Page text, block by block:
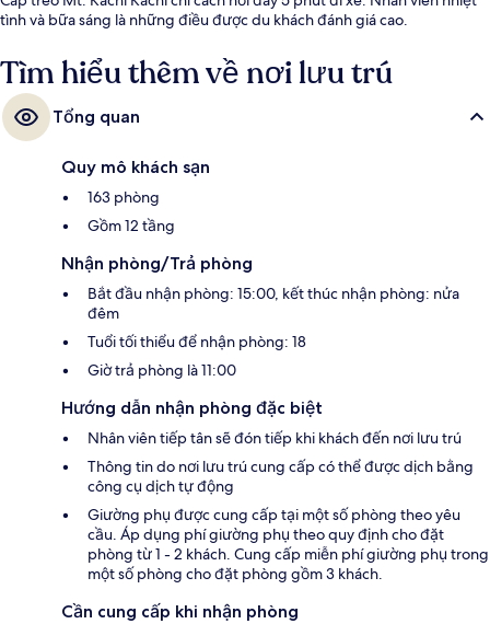
tình và bữa sáng là những điều được du khách đánh giá cao.
Tìm hiểu thêm về nơi lưu trú
Tổng quan
Quy mô khách sạn
163 phòng
Gồm 12 tầng
Nhận phòng/Trả phòng
Bắt đầu nhận phòng: 15:00, kết thúc nhận phòng: nửa
đêm
Tuổi tối thiểu để nhận phòng: 18
Giờ trả phòng là 11:00
Hướng dẫn nhận phòng đặc biệt
Nhân viên tiếp tân sẽ đón tiếp khi khách đến nơi lưu trú
Thông tin do nơi lưu trú cung cấp có thể được dịch bằng
công cụ dịch tự động
Giường phụ được cung cấp tại một số phòng theo yêu
cầu. Áp dụng phí giường phụ theo quy định cho đặt
phòng từ 1 - 2 khách. Cung cấp miễn phí giường phụ trong
một số phòng cho đặt phòng gồm 3 khách.
Cần cung cấp khi nhận phòng